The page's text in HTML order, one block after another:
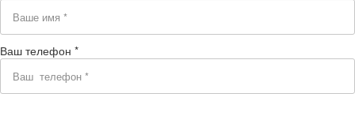
Ваш телефон *